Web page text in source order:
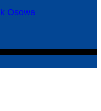
Osowa